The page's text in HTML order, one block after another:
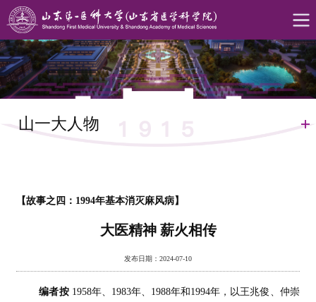
山一大人物
【故事之四：1994年基本消灭麻风病】
大医精神 薪火相传
发布日期：2024-07-10
编者按1958年、1983年、1988年和1994年，以王兆俊、仲崇